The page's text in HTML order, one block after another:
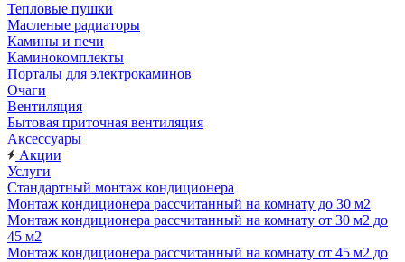
Тепловые пушки
Масленые радиаторы
Камины и печи
Каминокомплекты
Порталы для электрокаминов
Очаги
Вентиляция
Бытовая приточная вентиляция
Аксессуары
Акции
Услуги
Стандартный монтаж кондиционера
Монтаж кондиционера рассчитанный на комнату до 30 м2
Монтаж кондиционера рассчитанный на комнату от 30 м2 до
45 м2
Монтаж кондиционера рассчитанный на комнату от 45 м2 до